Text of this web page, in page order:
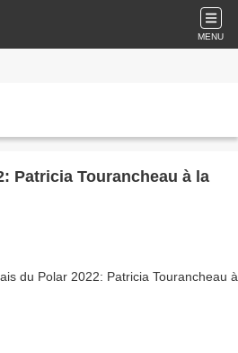
MENU
Patricia Tourancheau à la